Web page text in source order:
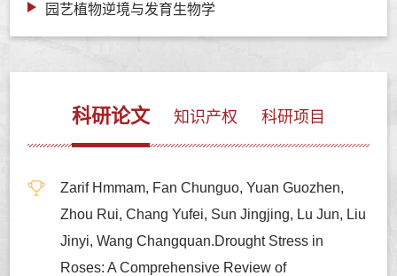
园艺植物逆境与发育生物学
科研论文 知识产权 科研项目
Zarif Hmmam, Fan Chunguo, Yuan Guozhen,
Zhou Rui, Chang Yufei, Sun Jingjing, Lu Jun, Liu
Jinyi, Wang Changquan.Drought Stress in
Roses: A Comprehensive Review of